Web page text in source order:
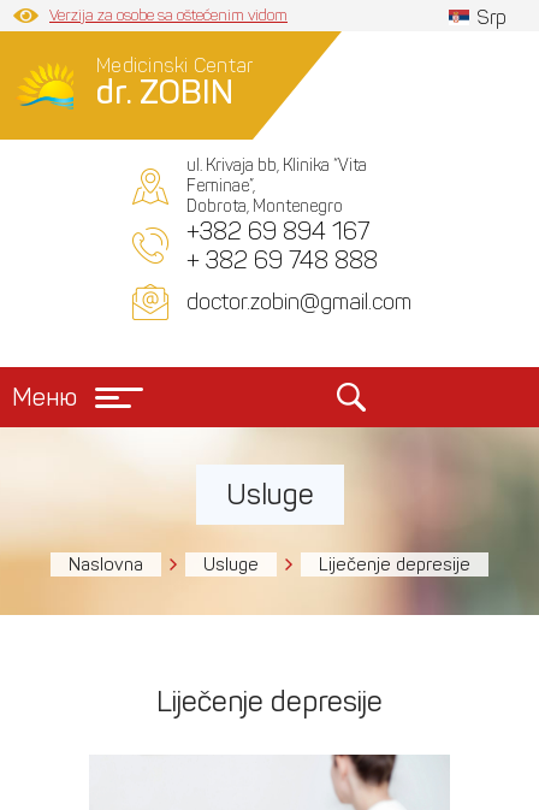
Srp
Verzija za osobe sa oštećenim vidom
Medicinski Centar
dr. ZOBIN
ul. Krivaja bb, Klinika “Vita
Feminae”,
Dobrota, Montenegro
+382 69 894 167
+ 382 69 748 888
doctor.zobin@gmail.com
Меню
Usluge
Naslovna Usluge Liječenje depresije
Liječenje depresije